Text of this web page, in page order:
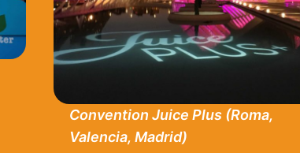
Convention Juice Plus (Roma,
Valencia, Madrid)